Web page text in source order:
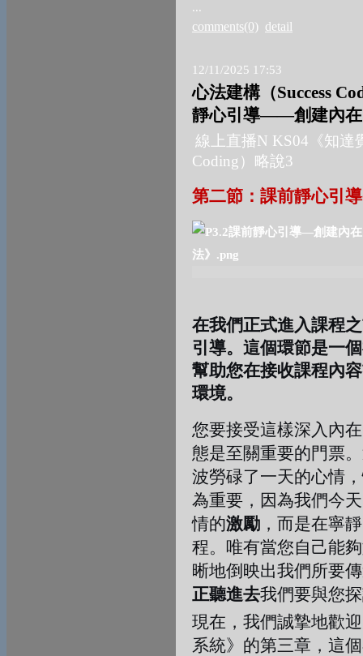
...
comments(0) detail
12/11/2025 17:53
心法建構（Success
靜心引導——創建內在
線上直播N KS04 《知達
Coding ）略說3
第二節：課前靜心引導
在我們正式進入課程
引導。這個環節是一
幫助您在接收課程內
環境。
您要接受這樣深入內
態是至關重要的門票
波勞碌了一天的心情，
為重要，因為我們今
情的激勵 ，而是在寧
程。唯有當您自己能
晰地倒映出我們所要
正聽進去我們要與您
現在，我們誠摯地歡
系統》的第三章，這